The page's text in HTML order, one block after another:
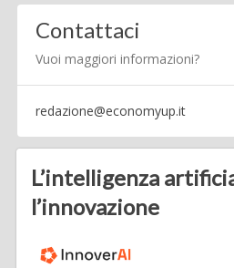
Contattaci
Vuoi maggiori informazioni?
redazione@economyup.it
L’intelligenza
l’innovazione